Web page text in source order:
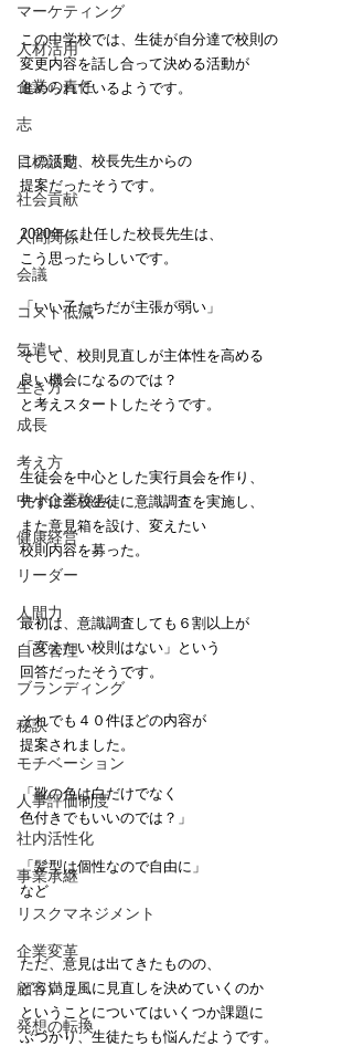
マーケティング
人材活用
企業の責任
志
目標設定
社会貢献
人間関係
会議
コスト低減
気遣い
生き方
成長
考え方
中小企業強み
健康経営
リーダー
人間力
自己管理
ブランディング
秘訣
モチベーション
人事評価制度
社内活性化
事業承継
リスクマネジメント
企業変革
顧客満足
発想の転換
この中学校では、生徒が自分達で校則の
変更内容を話し合って決める活動が
進められているようです。
この活動、校長先生からの
提案だったそうです。
2020年に赴任した校長先生は、
こう思ったらしいです。
「いい子たちだが主張が弱い」
そして、校則見直しが主体性を高める
良い機会になるのでは？
と考えスタートしたそうです。
生徒会を中心とした実行員会を作り、
先ずは全校生徒に意識調査を実施し、
また意見箱を設け、変えたい
校則内容を募った。
最初は、意識調査しても６割以上が
「変えたい校則はない」という
回答だったそうです。
それでも４０件ほどの内容が
提案されました。
「靴の色は白だけでなく
色付きでもいいのでは？」
「髪型は個性なので自由に」
など
ただ、意見は出てきたものの、
どういう風に見直しを決めていくのか
ということについてはいくつか課題に
ぶつかり、生徒たちも悩んだようです。